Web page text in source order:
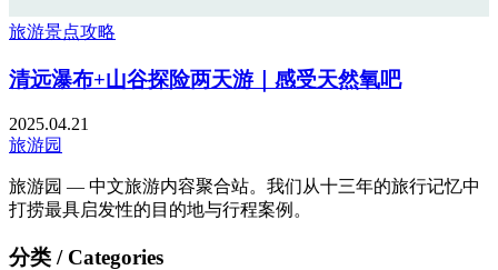
旅游景点攻略
清远瀑布+山谷探险两天游｜感受天然氧吧
2025.04.21
旅游园
旅游园 — 中文旅游内容聚合站。我们从十三年的旅行记忆中
打捞最具启发性的目的地与行程案例。
分类 / Categories